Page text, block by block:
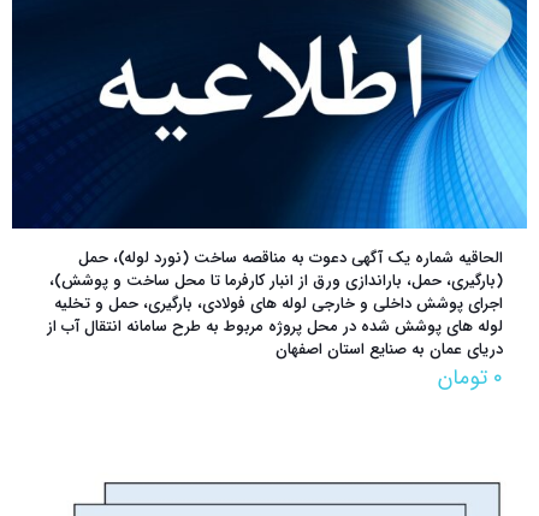
الحاقیه شماره یک آگهی دعوت به مناقصه ساخت (نورد لوله)، حمل
(بارگیری، حمل، باراندازی ورق از انبار کارفرما تا محل ساخت و پوشش)،
اجرای پوشش داخلی و خارجی لوله های فولادی، بارگیری، حمل و تخلیه
لوله های پوشش شده در محل پروژه مربوط به طرح سامانه انتقال آب از
دریای عمان به صنایع استان اصفهان
۰ تومان